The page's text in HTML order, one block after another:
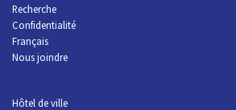
Recherche
Confidentialité
Français
Nous joindre
Hôtel de ville